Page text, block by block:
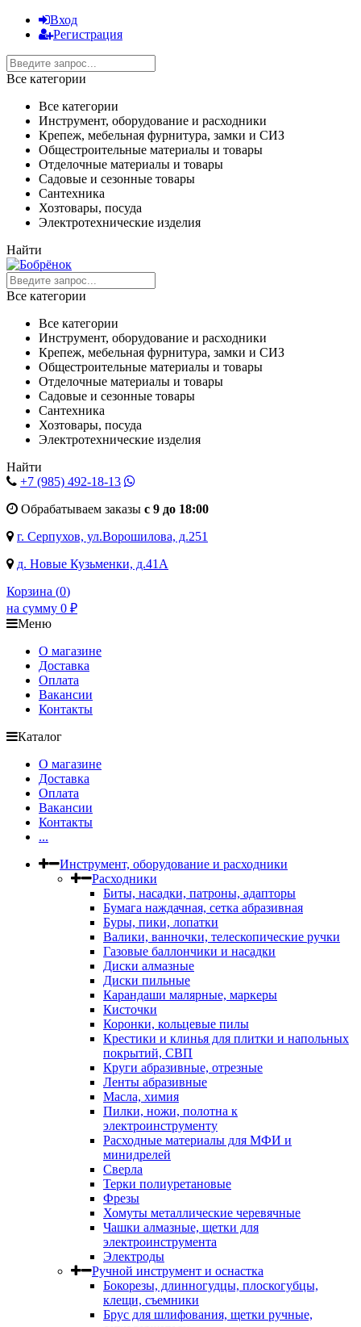
Вход
Регистрация
Все категории
Все категории
Инструмент, оборудование и расходники
Крепеж, мебельная фурнитура, замки и СИЗ
Общестроительные материалы и товары
Отделочные материалы и товары
Садовые и сезонные товары
Сантехника
Хозтовары, посуда
Электротехнические изделия
Найти
Все категории
Все категории
Инструмент, оборудование и расходники
Крепеж, мебельная фурнитура, замки и СИЗ
Общестроительные материалы и товары
Отделочные материалы и товары
Садовые и сезонные товары
Сантехника
Хозтовары, посуда
Электротехнические изделия
Найти
+7 (985) 492-18-13
Обрабатываем заказы с 9 до 18:00
г. Серпухов, ул.Ворошилова, д.251
д. Новые Кузьменки, д.41А
Корзина (0)
на сумму 0 ₽
Меню
О магазине
Доставка
Оплата
Вакансии
Контакты
Каталог
О магазине
Доставка
Оплата
Вакансии
Контакты
...
Инструмент, оборудование и расходники
Расходники
Биты, насадки, патроны, адапторы
Бумага наждачная, сетка абразивная
Буры, пики, лопатки
Валики, ванночки, телескопические ручки
Газовые баллончики и насадки
Диски алмазные
Диски пильные
Карандаши малярные, маркеры
Кисточки
Коронки, кольцевые пилы
Крестики и клинья для плитки и напольных
покрытий, СВП
Круги абразивные, отрезные
Ленты абразивные
Масла, химия
Пилки, ножи, полотна к
электроинструменту
Расходные материалы для МФИ и
минидрелей
Сверла
Терки полиуретановые
Фрезы
Хомуты металлические черевячные
Чашки алмазные, щетки для
электроинструмента
Электроды
Ручной инструмент и оснастка
Бокорезы, длинногудцы, плоскогубцы,
клещи, съемники
Брус для шлифования, щетки ручные,